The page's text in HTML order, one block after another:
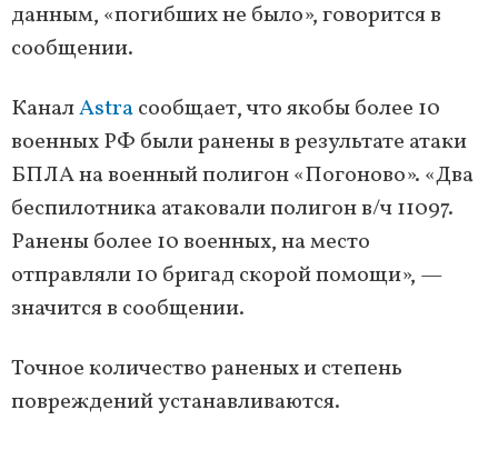
данным, «погибших не было», говорится в
сообщении.
КаналAstraсообщает, что якобы более 10
военных РФ были ранены в результате атаки
БПЛА на военный полигон «Погоново». «Два
беспилотника атаковали полигон в/ч 11097.
Ранены более 10 военных, на место
отправляли 10 бригад скорой помощи», —
значится в сообщении.
Точное количество раненых и степень
повреждений устанавливаются.